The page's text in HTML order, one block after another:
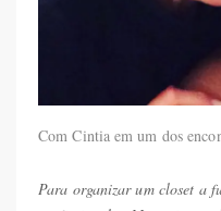
Com Cintia em um dos
Para organizar um closet a